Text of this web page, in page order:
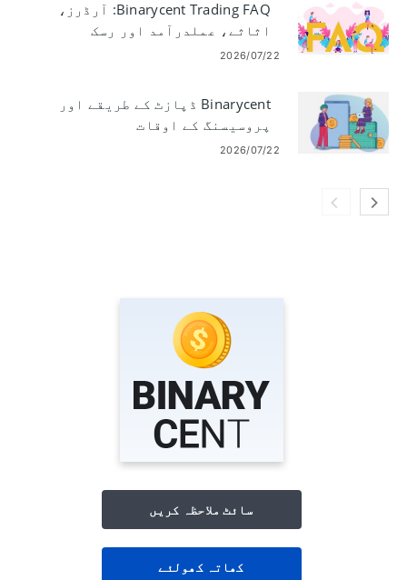
Binarycent Trading FAQ: آرڈرز،
اثاثے، عملدرآمد اور رسک
2026/07/22
Binarycent ڈپازٹ کے طریقے اور
پروسیسنگ کے اوقات
2026/07/22
سائٹ ملاحظہ کریں
کھاتہ کھولئے